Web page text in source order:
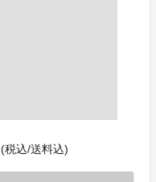
(税込/送料込)